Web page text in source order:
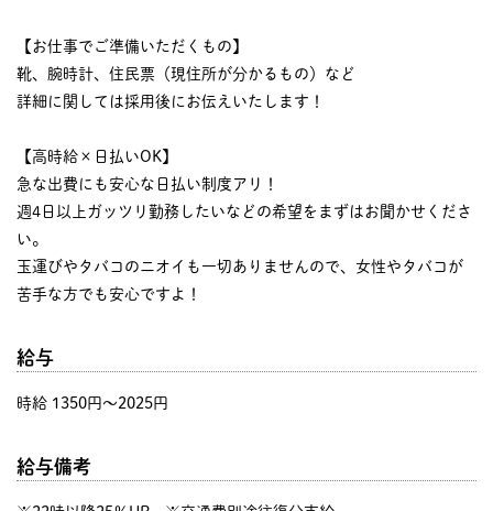
【お仕事でご準備いただくもの】
靴、腕時計、住民票（現住所が分かるもの）など
詳細に関しては採用後にお伝えいたします！
【高時給×日払いOK】
急な出費にも安心な日払い制度アリ！
週4日以上ガッツリ勤務したいなどの希望をまずはお聞かせくださ
い。
玉運びやタバコのニオイも一切ありませんので、女性やタバコが
苦手な方でも安心ですよ！
給与
時給 1350円〜2025円
給与備考